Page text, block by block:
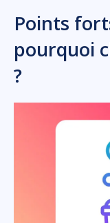
Points
pourquoi
?